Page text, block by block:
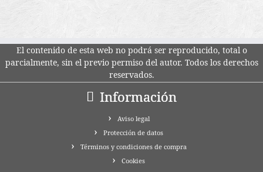
El contenido de esta web no podrá ser reproducido, total o
parcialmente, sin el previo permiso del autor. Todos los derechos
reservados.
Información
Aviso legal
Protección de datos
Términos y condiciones de compra
Cookies